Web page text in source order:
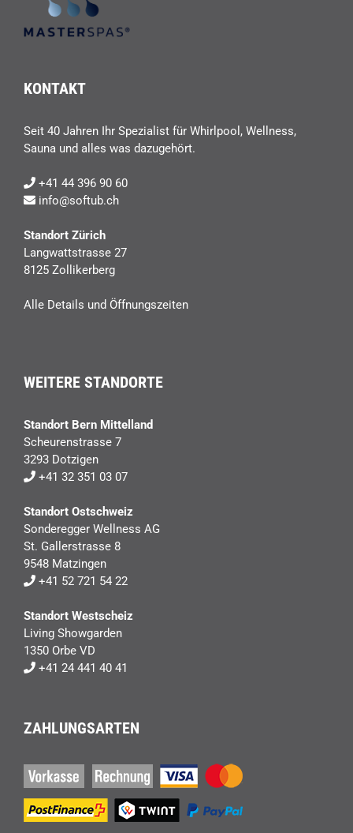
KONTAKT
Seit 40 Jahren Ihr Spezialist für Whirlpool, Wellness,
Sauna und alles was dazugehört.
+41 44 396 90 60
info@softub.ch
Standort Zürich
Langwattstrasse 27
8125 Zollikerberg
Alle Details und Öffnungszeiten
WEITERE STANDORTE
Standort Bern Mittelland
Scheurenstrasse 7
3293 Dotzigen
+41 32 351 03 07
Standort Ostschweiz
Sonderegger Wellness AG
St. Gallerstrasse 8
9548 Matzingen
+41 52 721 54 22
Standort Westscheiz
Living Showgarden
1350 Orbe VD
+41 24 441 40 41
ZAHLUNGSARTEN